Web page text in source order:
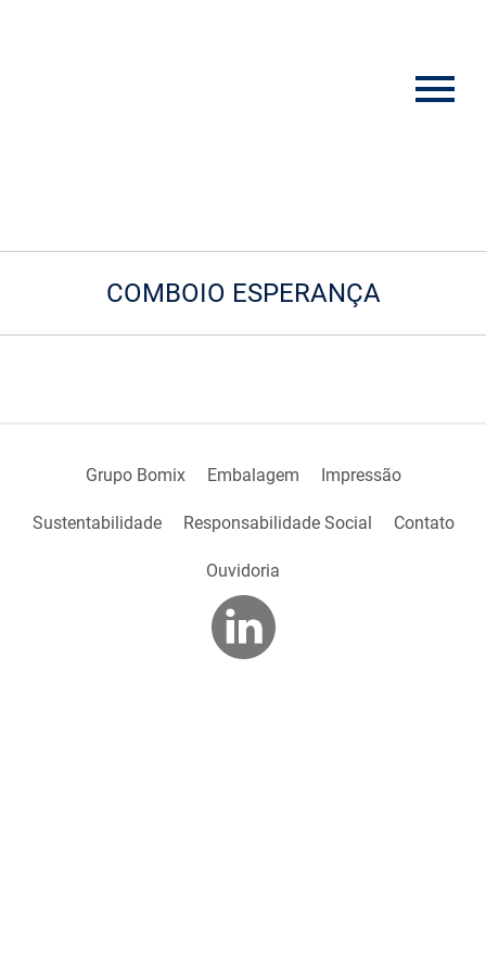
COMBOIO ESPERANÇA
Grupo Bomix Embalagem Impressão
Sustentabilidade Responsabilidade Social Contato
Ouvidoria